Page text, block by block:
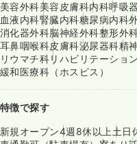
美容外科美容皮膚科内科呼吸
血液内科腎臓内科糖尿病内科
消化器外科脳神経外科整形外
耳鼻咽喉科皮膚科泌尿器科精
リウマチ科リハビリテーショ
緩和医療科（ホスピス）
特徴で探す
新規オープン4週8休以上 土日